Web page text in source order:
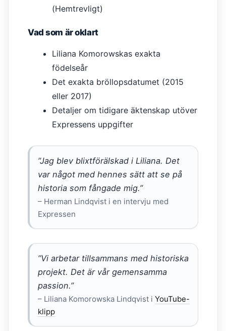
(Hemtrevligt)
Vad som är oklart
Liliana Komorowskas exakta
födelseår
Det exakta bröllopsdatumet (2015
eller 2017)
Detaljer om tidigare äktenskap utöver
Expressens uppgifter
”Jag blev blixtförälskad i Liliana. Det
var något med hennes sätt att se på
historia som fångade mig.”
– Herman Lindqvist i en intervju med
Expressen
”Vi arbetar tillsammans med historiska
projekt. Det är vår gemensamma
passion.”
– Liliana Komorowska Lindqvist i YouTube-
klipp